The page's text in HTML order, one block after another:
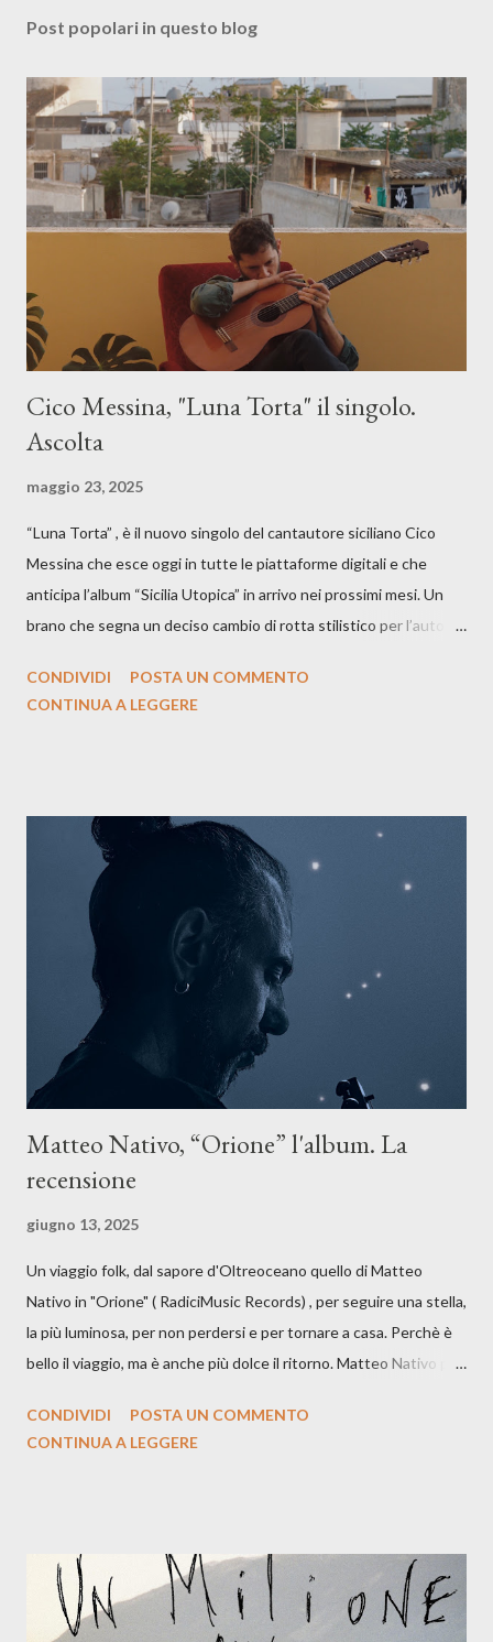
Post popolari in questo blog
Cico Messina, "Luna Torta" il singolo.
Ascolta
maggio 23, 2025
“Luna Torta” , è il nuovo singolo del cantautore siciliano Cico
Messina che esce oggi in tutte le piattaforme digitali e che
anticipa l’album “Sicilia Utopica” in arrivo nei prossimi mesi. Un
brano che segna un deciso cambio di rotta stilistico per l’autore
testo ibrido tra italiano e siciliano, e un’urgenza espressiva che
La canzone racconta la difficoltà di creare, e perfino di esistere,
sotto il peso della realtà. Ma lo fa cercando una via d’uscita, una
forma di assoluzione, nel vivere e nel suonare, nel trovare respiro
anche quando l’aria sembra farsi più densa. Il brano è anche una
dichiarazione d’intenti: Cico Messina apre il suo nuovo percorso
artistico con una composizi...
CONDIVIDI
POSTA UN COMMENTO
CONTINUA A LEGGERE
Matteo Nativo, “Orione” l'album. La
recensione
giugno 13, 2025
Un viaggio folk, dal sapore d'Oltreoceano quello di Matteo
Nativo in "Orione" ( RadiciMusic Records) , per seguire una stella,
la più luminosa, per non perdersi e per tornare a casa. Perchè è
bello il viaggio, ma è anche più dolce il ritorno. Matteo Nativo per
indubbiamente matura e consapevole oltre che con ottimi
Dicevamo. Ed è da qui che il nostro inizia questo concept
musicale, con " Che ora è" , raccontando la separazione dalla
CONDIVIDI
POSTA UN COMMENTO
CONTINUA A LEGGERE